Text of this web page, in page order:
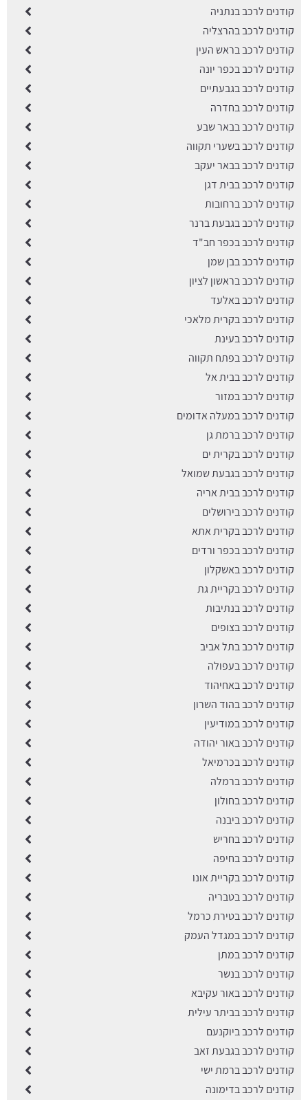
קודנים לרכב בנתניה
קודנים לרכב בהרצליה
קודנים לרכב בראש העין
קודנים לרכב בכפר יונה
קודנים לרכב בגבעתיים
קודנים לרכב בחדרה
קודנים לרכב בבאר שבע
קודנים לרכב בשערי תקווה
קודנים לרכב בבאר יעקב
קודנים לרכב בבית דגן
קודנים לרכב ברחובות
קודנים לרכב בגבעת ברנר
קודנים לרכב בכפר חב"ד
קודנים לרכב בבן שמן
קודנים לרכב בראשון לציון
קודנים לרכב באלעד
קודנים לרכב בקרית מלאכי
קודנים לרכב בעינת
קודנים לרכב בפתח תקווה
קודנים לרכב בבית אל
קודנים לרכב במזור
קודנים לרכב במעלה אדומים
קודנים לרכב ברמת גן
קודנים לרכב בקרית ים
קודנים לרכב בגבעת שמואל
קודנים לרכב בבית אריה
קודנים לרכב בירושלים
קודנים לרכב בקרית אתא
קודנים לרכב בכפר ורדים
קודנים לרכב באשקלון
קודנים לרכב בקריית גת
קודנים לרכב בנתיבות
קודנים לרכב בצופים
קודנים לרכב בתל אביב
קודנים לרכב בעפולה
קודנים לרכב באחיהוד
קודנים לרכב בהוד השרון
קודנים לרכב במודיעין
קודנים לרכב באור יהודה
קודנים לרכב בכרמיאל
קודנים לרכב ברמלה
קודנים לרכב בחולון
קודנים לרכב ביבנה
קודנים לרכב בחריש
קודנים לרכב בחיפה
קודנים לרכב בקריית אונו
קודנים לרכב בטבריה
קודנים לרכב בטירת כרמל
קודנים לרכב במגדל העמק
קודנים לרכב במתן
קודנים לרכב בנשר
קודנים לרכב באור עקיבא
קודנים לרכב בביתר עילית
קודנים לרכב ביוקנעם
קודנים לרכב בגבעת זאב
קודנים לרכב ברמת ישי
קודנים לרכב בדימונה